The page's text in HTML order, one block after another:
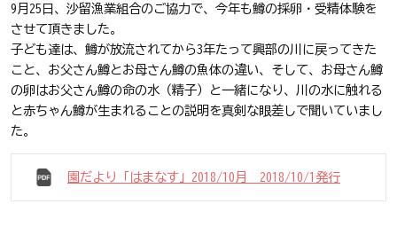
9月25日、沙留漁業組合のご協力で、今年も鱒の採卵・受精体験を
させて頂きました。
子ども達は、鱒が放流されてから3年たって興部の川に戻ってきた
こと、お父さん鱒とお母さん鱒の魚体の違い、そして、お母さん鱒
の卵はお父さん鱒の命の水（精子）と一緒になり、川の水に触れる
と赤ちゃん鱒が生まれることの説明を真剣な眼差しで聞いていまし
た。
園だより「はまなす」2018/10月 2018/10/1発行